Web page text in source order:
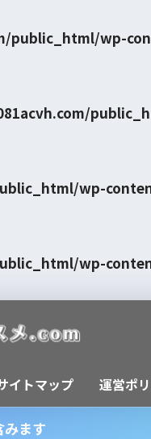
public_html/wp-
wp-
wp-
イトマップ 運営ポ
みます